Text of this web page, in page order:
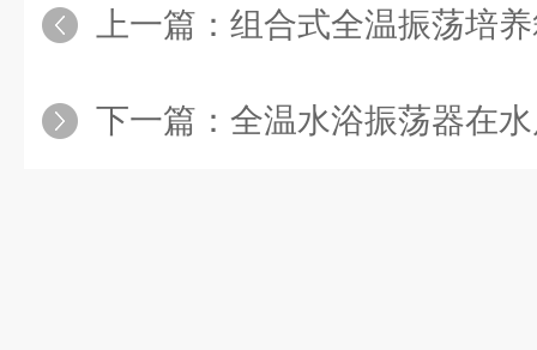
上一篇： 组合式全温振荡培养箱多
下一篇： 全温水浴振荡器在水质